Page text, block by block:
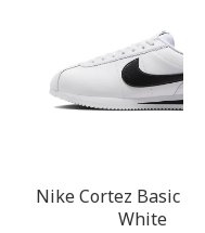
Nike Cortez Basic
White